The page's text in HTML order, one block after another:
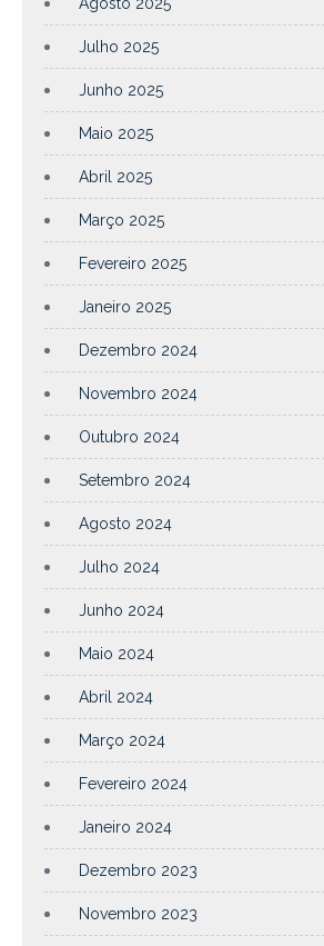
Julho 2025
Junho 2025
Maio 2025
Abril 2025
Março 2025
Fevereiro 2025
Janeiro 2025
Dezembro 2024
Novembro 2024
Outubro 2024
Setembro 2024
Agosto 2024
Julho 2024
Junho 2024
Maio 2024
Abril 2024
Março 2024
Fevereiro 2024
Janeiro 2024
Dezembro 2023
Novembro 2023